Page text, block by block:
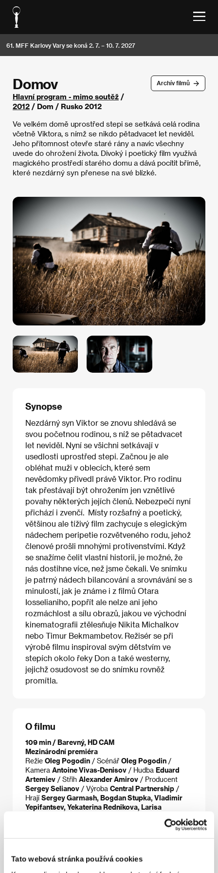
Tato webová stránka používá cookies
61. MFF Karlovy Vary se koná 2. 7. – 10. 7. 2027
Archív filmů
Domov
Hlavní program - mimo soutěž /
2012 / Dom / Rusko 2012
Ve velkém domě uprostřed stepi se setkává celá rodina
včetně Viktora, s nímž se nikdo pětadvacet let neviděl.
Jeho přítomnost otevře staré rány a navíc všechny
uvede do ohrožení života. Divoký i poetický film využívá
magického prostředí starého domu a dává pocítit břímě,
které nezdárný syn přenese na své blízké.
Synopse
Nezdárný syn Viktor se znovu shledává se
svou početnou rodinou, s níž se pětadvacet
let neviděl. Nyní se všichni setkávají v
usedlosti uprostřed stepi. Začnou je ale
obléhat muži v oblecích, které sem
nevědomky přivedl právě Viktor. Pro rodinu
tak přestávají být ohrožením jen vznětlivé
povahy některých jejích členů. Nebezpečí nyní
přichází i zvenčí. Místy rozšafný a poetický,
většinou ale tíživý film zachycuje s elegickým
nádechem peripetie rozvětveného rodu, jehož
členové prošli mnohými protivenstvími. Když
se snažíme čelit vlastní historii, je možné, že
nás dostihne více, než jsme čekali. Ve snímku
je patrný nádech bilancování a srovnávání se s
minulostí, jak je známe i z filmů Otara
Iosselianiho, popřít ale nelze ani jeho
rozmáchlost a sílu obrazů, jakou ve východní
kinematografii ztělesňuje Nikita Michalkov
nebo Timur Bekmambetov. Režisér se při
výrobě filmu inspiroval svým dětstvím ve
stepích okolo řeky Don a také westerny,
jejichž osudovost se do snímku rovněž
promítla.
O filmu
109 min / Barevný, HD CAM
Mezinárodní premiéra
Režie Oleg Pogodin / Scénář Oleg Pogodin /
Kamera Antoine Vivas-Denisov / Hudba Eduard
Artemiev / Střih Alexander Amirov / Producent
Sergey Selianov / Výroba Central Partnership /
Hrají Sergey Garmash, Bogdan Stupka, Vladimir
Yepifantsev, Yekaterina Rednikova, Larisa